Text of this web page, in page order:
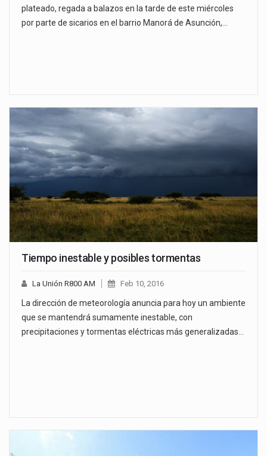
plateado, regada a balazos en la tarde de este miércoles
por parte de sicarios en el barrio Manorá de Asunción,…
Tiempo inestable y posibles tormentas
La Unión R800 AM Feb 10, 2016
La dirección de meteorología anuncia para hoy un ambiente
que se mantendrá sumamente inestable, con
precipitaciones y tormentas eléctricas más generalizadas…